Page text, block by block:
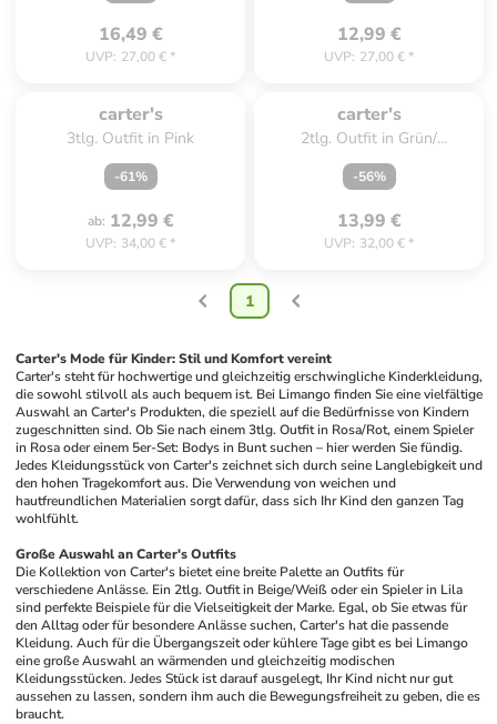
16,49 €
UVP: 27,00 €*
12,99 €
UVP: 27,00 €*
carter's
3tlg. Outfit in Pink
-61%
ab: 12,99 €
UVP: 34,00 €*
carter's
2tlg. Outfit in Grün/
Dunkelblau
-56%
13,99 €
UVP: 32,00 €*
1
Carter's Mode für Kinder: Stil und Komfort vereint
Carter's steht für hochwertige und gleichzeitig erschwingliche Kinderkleidung,
die sowohl stilvoll als auch bequem ist. Bei Limango finden Sie eine vielfältige
Auswahl an Carter's Produkten, die speziell auf die Bedürfnisse von Kindern
zugeschnitten sind. Ob Sie nach einem 3tlg. Outfit in Rosa/Rot, einem Spieler
in Rosa oder einem 5er-Set: Bodys in Bunt suchen – hier werden Sie fündig.
Jedes Kleidungsstück von Carter's zeichnet sich durch seine Langlebigkeit und
den hohen Tragekomfort aus. Die Verwendung von weichen und
hautfreundlichen Materialien sorgt dafür, dass sich Ihr Kind den ganzen Tag
wohlfühlt.
Große Auswahl an Carter's Outfits
Die Kollektion von Carter's bietet eine breite Palette an Outfits für
verschiedene Anlässe. Ein 2tlg. Outfit in Beige/Weiß oder ein Spieler in Lila
sind perfekte Beispiele für die Vielseitigkeit der Marke. Egal, ob Sie etwas für
den Alltag oder für besondere Anlässe suchen, Carter's hat die passende
Kleidung. Auch für die Übergangszeit oder kühlere Tage gibt es bei Limango
eine große Auswahl an wärmenden und gleichzeitig modischen
Kleidungsstücken. Jedes Stück ist darauf ausgelegt, Ihr Kind nicht nur gut
aussehen zu lassen, sondern ihm auch die Bewegungsfreiheit zu geben, die es
braucht.